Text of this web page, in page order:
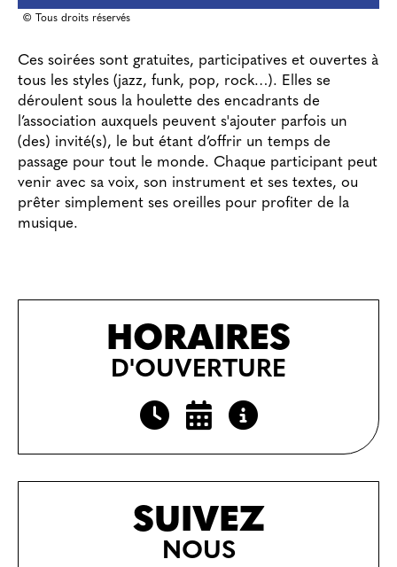
© Tous droits réservés
Ces soirées sont gratuites, participatives et ouvertes à
tous les styles (jazz, funk, pop, rock…). Elles se
déroulent sous la houlette des encadrants de
l’association auxquels peuvent s'ajouter parfois un
(des) invité(s), le but étant d’offrir un temps de
passage pour tout le monde. Chaque participant peut
venir avec sa voix, son instrument et ses textes, ou
prêter simplement ses oreilles pour profiter de la
musique.
HORAIRES
D'OUVERTURE
SUIVEZ
NOUS